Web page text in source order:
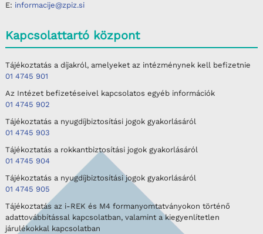
E: informacije@zpiz.si
Kapcsolattartó központ
Tájékoztatás a díjakról, amelyeket az intézménynek kell befizetnie
01 4745 901
Az Intézet befizetéseivel kapcsolatos egyéb információk
01 4745 902
Tájékoztatás a nyugdíjbiztosítási jogok gyakorlásáról
01 4745 903
Tájékoztatás a rokkantbiztosítási jogok gyakorlásáról
01 4745 904
Tájékoztatás a nyugdíjbiztosítási jogok gyakorlásáról
01 4745 905
Tájékoztatás az i-REK és M4 formanyomtatványokon történő
adattovábbítással kapcsolatban, valamint a kiegyenlítetlen
járulékokkal kapcsolatban